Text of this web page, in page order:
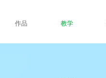
作品 教学